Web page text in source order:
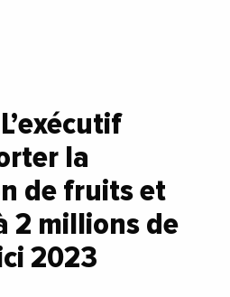
la
de fruits et
2 millions de
2023